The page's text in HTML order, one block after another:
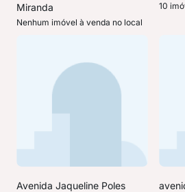
Miranda
Nenhum imóvel à venda no local
10
Avenida Jaqueline Poles